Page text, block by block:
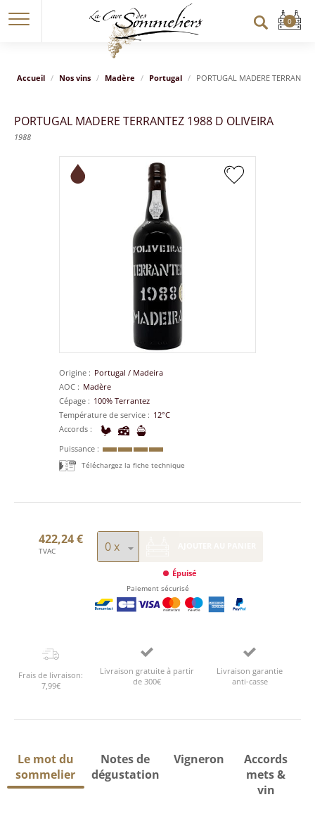
Accueil Nos vins Madère Portugal PORTUGAL MADERE
PORTUGAL MADERE TERRANTEZ 1988 D OLIVEIRA
1988
Origine Portugal / Madeira
AOC
Madère
Cépage
100% Terrantez
Température de service
12°C
Accords
Puissance
Téléchargez la fiche technique
422,24 €
TVAC
Épuisé
Paiement sécurisé
Frais de livraison:
7,99€
Livraison gratuite à partir
de 300€
Livraison garantie
anti-casse
Le mot du
sommelier
Notes de
dégustation
Vigneron
Accords
mets &
vin